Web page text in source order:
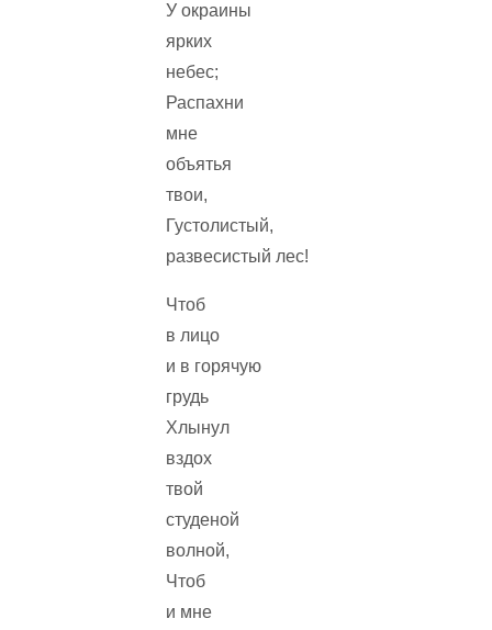
У окраины
ярких
небес;
Распахни
мне
объятья
твои,
Густолистый,
развесистый лес!
Чтоб
в лицо
и в горячую
грудь
Хлынул
вздох
твой
студеной
волной,
Чтоб
и мне